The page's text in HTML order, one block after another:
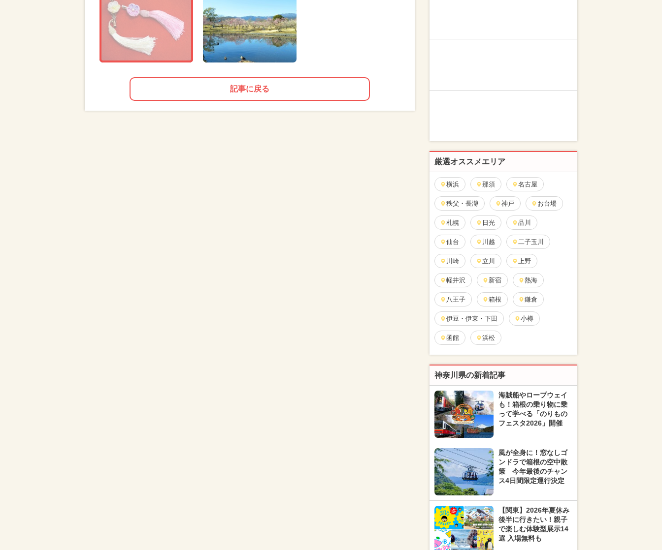
記事に戻る
厳選オススメエリア
横浜 那須 名古屋
秩父・長瀞 神戸 お台場
札幌 日光 品川
仙台 川越 二子玉川
川崎 立川 上野
軽井沢 新宿 熱海
八王子 箱根 鎌倉
伊豆・伊東・下田 小樽
函館 浜松
神奈川県の新着記事
海賊船やロープウェイ
も！箱根の乗り物に乗
って学べる「のりもの
フェスタ2026」開催
風が全身に！窓なしゴ
ンドラで箱根の空中散
策 今年最後のチャン
ス4日間限定運行決定
【関東】2026年夏休み
後半に行きたい！親子
で楽しむ体験型展示14
選 入場無料も